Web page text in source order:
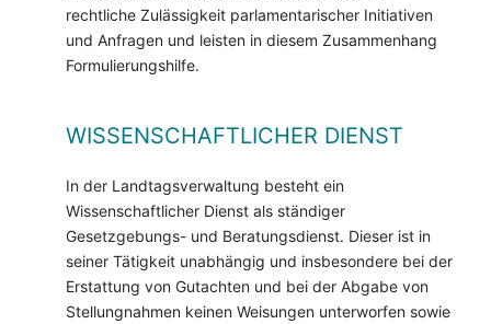
rechtliche Zulässigkeit parlamentarischer Initiativen
und Anfragen und leisten in diesem Zusammenhang
Formulierungshilfe.
WISSENSCHAFTLICHER DIENST
In der Landtagsverwaltung besteht ein
Wissenschaftlicher Dienst als ständiger
Gesetzgebungs- und Beratungsdienst. Dieser ist in
seiner Tätigkeit unabhängig und insbesondere bei der
Erstattung von Gutachten und bei der Abgabe von
Stellungnahmen keinen Weisungen unterworfen sowie